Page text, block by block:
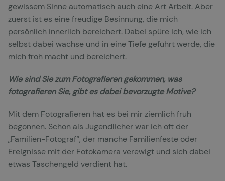
gewissem Sinne automatisch auch eine Art Arbeit. Aber
zuerst ist es eine freudige Besinnung, die mich
persönlich innerlich bereichert. Dabei spüre ich, wie ich
selbst dabei wachse und in eine Tiefe geführt werde, die
mich froh macht und bereichert.
Wie sind Sie zum Fotografieren gekommen, was
fotografieren Sie, gibt es dabei bevorzugte Motive?
Mit dem Fotografieren hat es bei mir ziemlich früh
begonnen. Schon als Jugendlicher war ich oft der
„Familien-Fotograf“, der manche Familienfeste oder
Ereignisse mit der Fotokamera verewigt und sich dabei
etwas Taschengeld verdient hat.